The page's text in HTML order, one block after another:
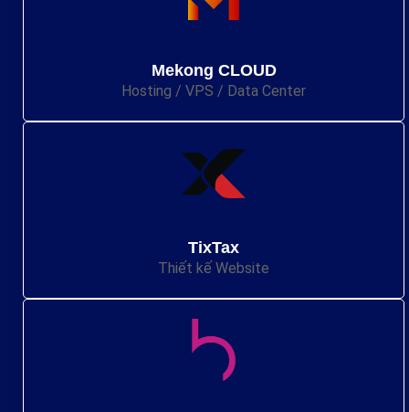
Mekong CLOUD
Hosting / VPS / Data Center
TixTax
Thiết kế Website